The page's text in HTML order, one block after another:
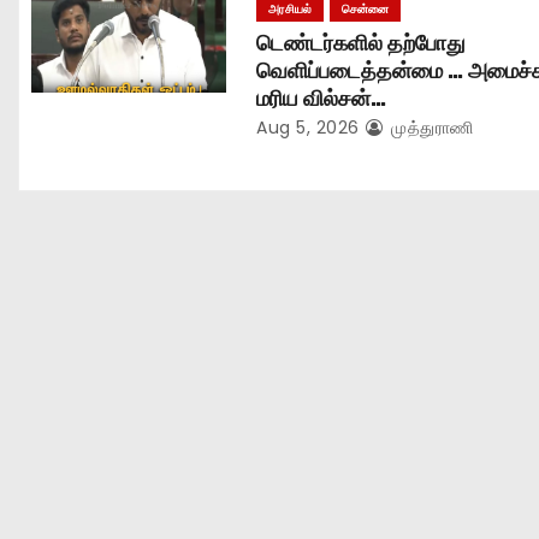
அரசியல் சென்னை
டெண்டர்களில் தற்போது
வெளிப்படைத்தன்மை …
மரிய வில்சன்…
Aug 5, 2026 முத்துராணி